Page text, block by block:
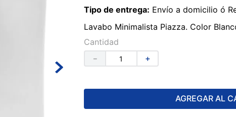
Tipo de entrega: Envío a domicilio ó
Lavabo Minimalista Piazza. Color
Cantidad
＋
－
AGREGAR AL